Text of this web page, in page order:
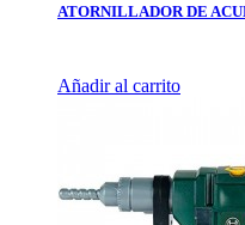
ATORNILLADOR DE
Añadir al carrito